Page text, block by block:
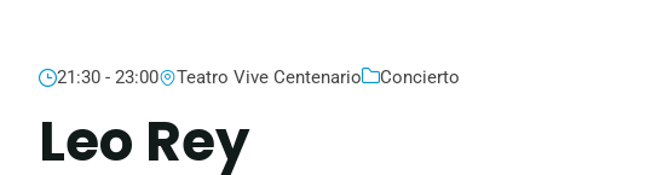
21:30 - 23:00 Teatro Vive Centenario Concierto
Leo Rey